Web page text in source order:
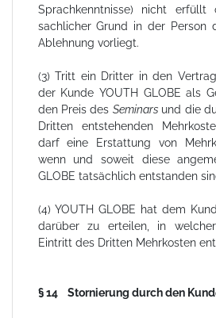
Sprachkenntnisse) nicht erfüllt
sachlicher Grund in der Person
Ablehnung vorliegt.
(3) Tritt ein Dritter in den
der Kunde YOUTH GLOBE als
den Preis des Seminars und die
Dritten entstehenden
darf eine Erstattung von
wenn und soweit diese
GLOBE tatsächlich entstanden
(4) YOUTH GLOBE hat dem
darüber zu erteilen, in
Eintritt des Dritten Mehrkosten
§ 14 Stornierung durch den